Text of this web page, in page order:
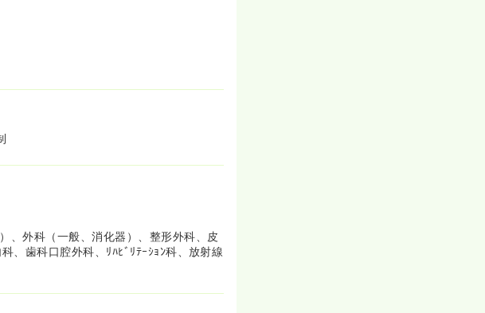
、外科（一般、消化器）、整形外科、皮
、歯科口腔外科、ﾘﾊﾋﾞﾘﾃｰｼｮﾝ科、放射線